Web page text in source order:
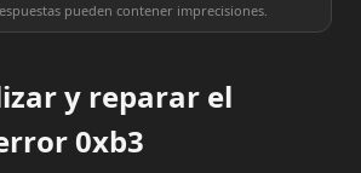
pueden contener imprecisiones.
y reparar el
0xb3